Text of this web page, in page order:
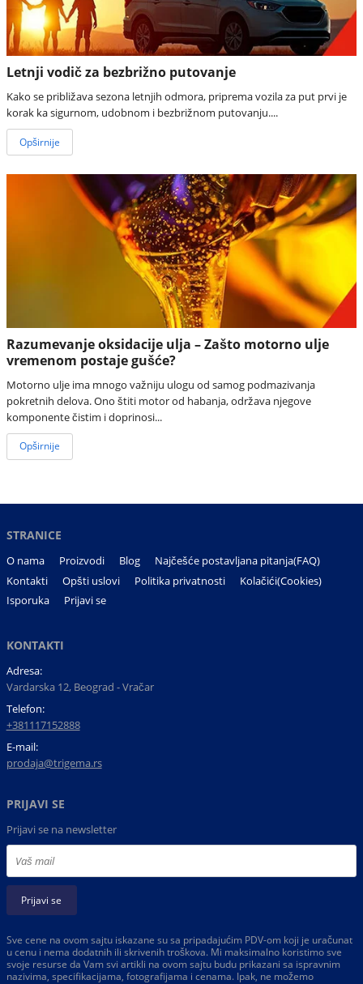
Letnji vodič za bezbrižno putovanje
Kako se približava sezona letnjih odmora, priprema vozila za put prvi je
korak ka sigurnom, udobnom i bezbrižnom putovanju....
Opširnije
Razumevanje oksidacije ulja – Zašto motorno ulje
vremenom postaje gušće?
Motorno ulje ima mnogo važniju ulogu od samog podmazivanja
pokretnih delova. Ono štiti motor od habanja, održava njegove
komponente čistim i doprinosi...
Opširnije
STRANICE
O nama Proizvodi Blog
Najčešće postavljana pitanja(FAQ)
Kontakti
Opšti uslovi Politika privatnosti
Kolačići(Cookies)
Isporuka
Prijavi se
KONTAKTI
Adresa:
Vardarska 12, Beograd - Vračar
Telefon:
+381117152888
E-mail:
prodaja@trigema.rs
PRIJAVI SE
Prijavi se na newsletter
Prijavi se
Sve cene na ovom sajtu iskazane su sa pripadajućim PDV-om koji je uračunat
u cenu i nema dodatnih ili skrivenih troškova. Mi maksimalno koristimo sve
svoje resurse da Vam svi artikli na ovom sajtu budu prikazani sa ispravnim
nazivima, specifikacijama, fotografijama i cenama. Ipak, ne možemo